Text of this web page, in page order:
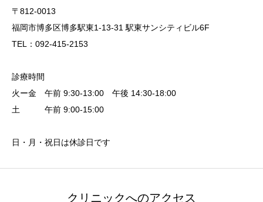
〒812-0013
福岡市博多区博多駅東1-13-31 駅東サンシティビル6F
TEL：092-415-2153
診療時間
火ー金 午前 9:30-13:00 午後 14:30-18:00
土 午前 9:00-15:00
日・月・祝日は休診日です
クリニックへのアクセス